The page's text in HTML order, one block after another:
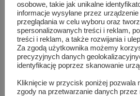
TAG LIST GMIN SZYDŁOWIEC
Podobne wpisy
osobowe, takie jak unikalne
informacje wysyłane przez
przeglądania w celu wyboru oraz
spersonalizowanych treści i reklam,
treści i reklam, a także rozwijania i
Za zgodą użytkownika możemy
precyzyjnych danych
identyfikację poprzez skanowanie
Kliknięcie w przycisk poniżej pozwala
zgody na przetwarzanie danych